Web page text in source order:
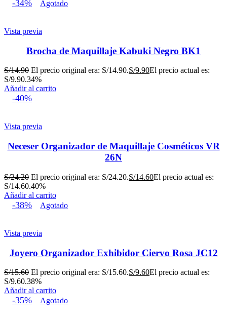
-34% Agotado
Vista previa
Brocha de Maquillaje Kabuki Negro BK1
S/14.90 El precio original era: S/14.90.S/9.90El precio actual es:
S/9.90.34%
Añadir al carrito
-40%
Vista previa
Neceser Organizador de Maquillaje Cosméticos VR
26N
S/24.20 El precio original era: S/24.20.S/14.60El precio actual es:
S/14.60.40%
Añadir al carrito
-38% Agotado
Vista previa
Joyero Organizador Exhibidor Ciervo Rosa JC12
S/15.60 El precio original era: S/15.60.S/9.60El precio actual es:
S/9.60.38%
Añadir al carrito
-35% Agotado